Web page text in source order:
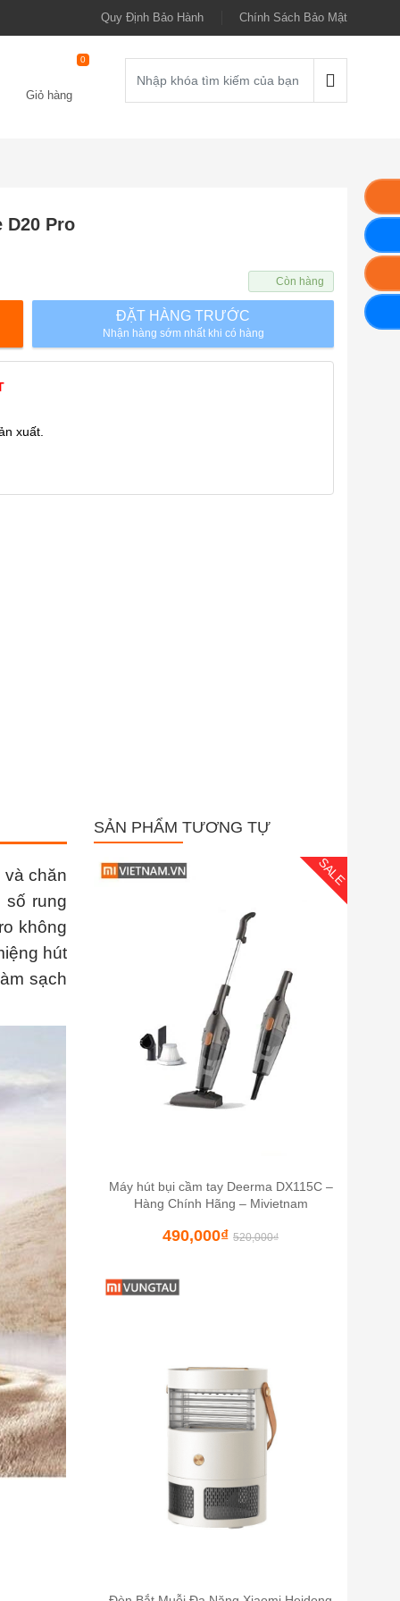
Quy Định Bảo Hành Chính Sách Bảo Mật
Giỏ hàng
0
D20 Pro
Còn hàng
ĐẶT HÀNG TRƯỚC
Nhận hàng sớm nhất khi có hàng
xuất.
và chăn
số rung
không
hút
sạch
SẢN PHẨM TƯƠNG TỰ
SALE
Máy hút bụi cầm tay Deerma DX115C –
Hàng Chính Hãng – Mivietnam
490,000₫ 520,000₫